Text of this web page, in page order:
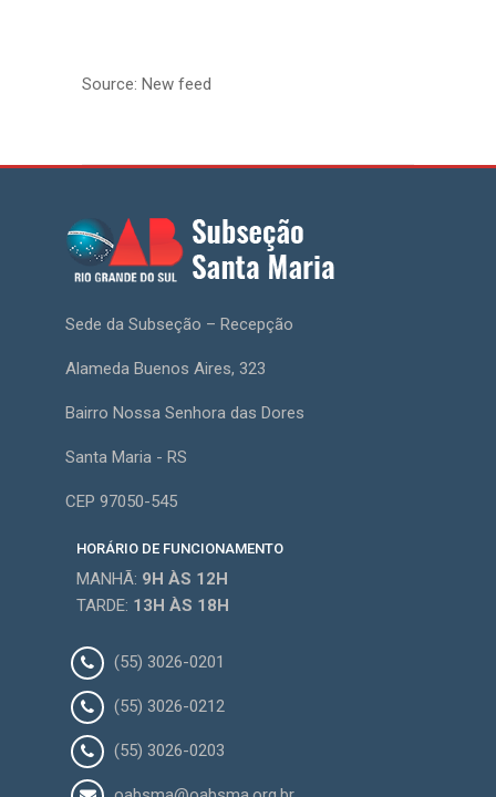
Source: New feed
Sede da Subseção – Recepção
Alameda Buenos Aires, 323
Bairro Nossa Senhora das Dores
Santa Maria - RS
CEP 97050-545
HORÁRIO DE FUNCIONAMENTO
MANHÃ: 9H ÀS 12H
TARDE: 13H ÀS 18H
(55) 3026-0201
(55) 3026-0212
(55) 3026-0203